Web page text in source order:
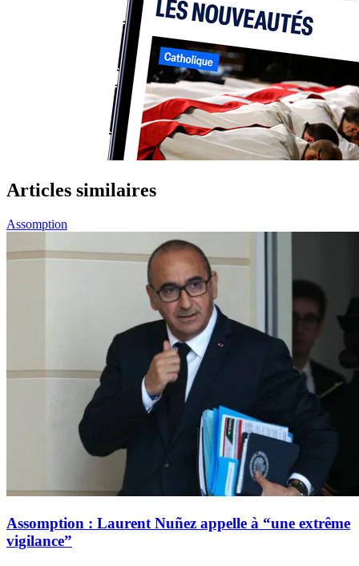
Articles similaires
Assomption
Assomption : Laurent Nuñez appelle à “une extrême
vigilance”